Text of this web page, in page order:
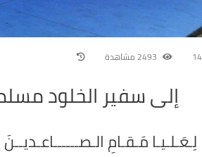
إلى سفير الخلود
لِـعَـلـيـا مَـقـامِ